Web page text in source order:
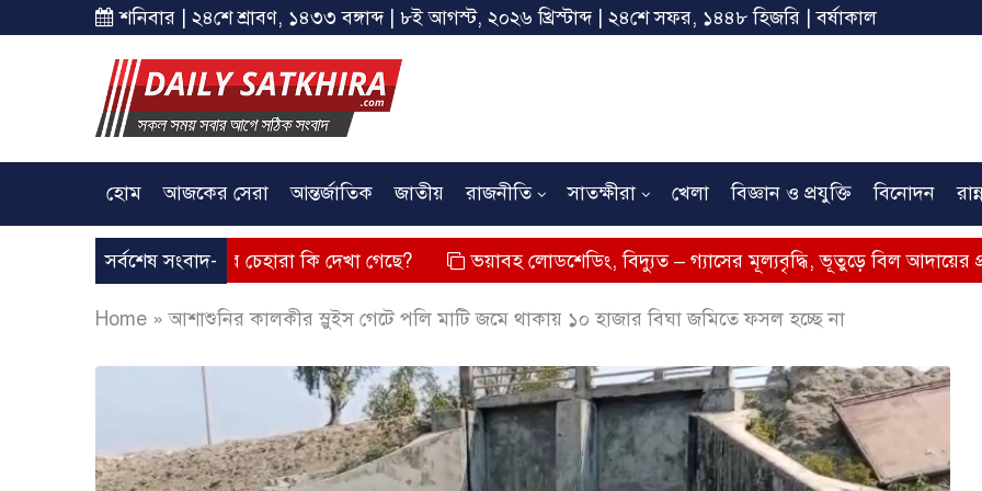
শনিবার | ২৪শে শ্রাবণ, ১৪৩৩ বঙ্গাব্দ | ৮ই আগস্ট, ২০২৬ খ্রিস্টাব্দ | ২৪শে সফর, ১৪৪৮ হিজরি | বর্ষাকাল
হোম আজকের সেরা আন্তর্জাতিক জাতীয় রাজনীতি সাতক্ষীরা খেলা বিজ্ঞান ও প্রযুক্তি বিনোদন
সর্বশেষ সংবাদ-
দিয়েছে? তার চেহারা কি দেখা গেছে? ভয়াবহ লোডশেডিং, বিদ্যুত – গ্যাসের মূল্যবৃদ্ধি, ভূতুড়ে বিল আদায়ের প্রতিবাদে
Home »আশাশুনির কালকীর স্লুইস গেটে পলি মাটি জমে থাকায় ১০ হাজার বিঘা জমিতে ফসল হচ্ছে না